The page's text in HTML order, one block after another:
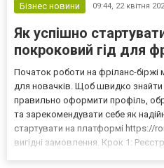
Бізнес новини 09:44, 22 квітня
Як успішно
покроковий гід для
Початок роботи на фріланс-
для новачків. Щоб швидко
правильно оформити профіль,
та зарекомендувати себе як
стартувати на платформі https://
вигідні замовлення. Крок 1: